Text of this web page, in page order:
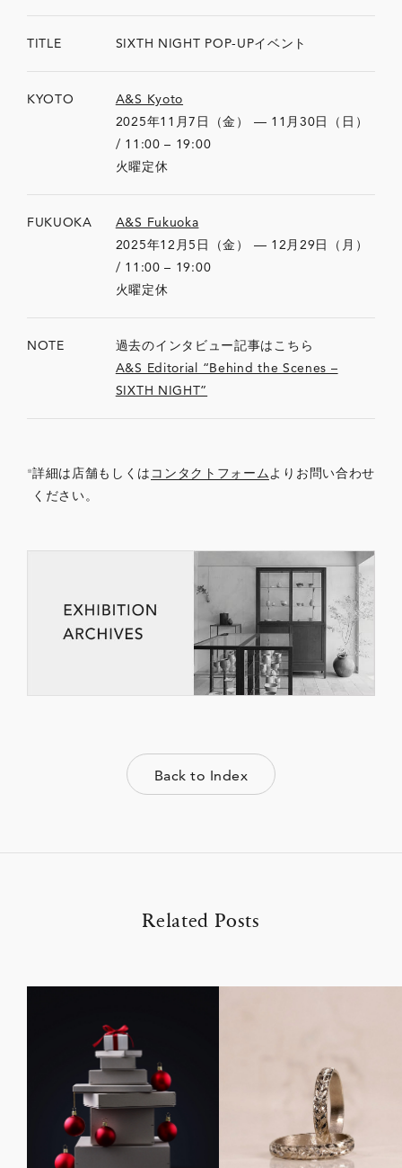
TITLE SIXTH NIGHT POP-UPイベント
KYOTO
A&S Kyoto
2025年11月7日（金） — 11月30日（日）
/ 11:00 – 19:00
火曜定休
FUKUOKA
A&S Fukuoka
2025年12月5日（金） — 12月29日（月）
/ 11:00 – 19:00
火曜定休
NOTE
過去のインタビュー記事はこちら
A&S Editorial “Behind the Scenes –
SIXTH NIGHT”
詳細は店舗もしくは コンタクトフォームよりお問い合わせ
ください。
Back to Index
Related Posts